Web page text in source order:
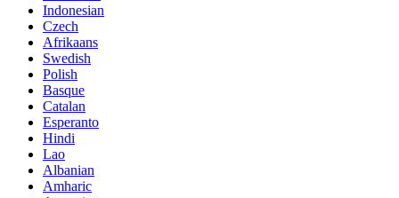
Indonesian
Czech
Afrikaans
Swedish
Polish
Basque
Catalan
Esperanto
Hindi
Lao
Albanian
Amharic